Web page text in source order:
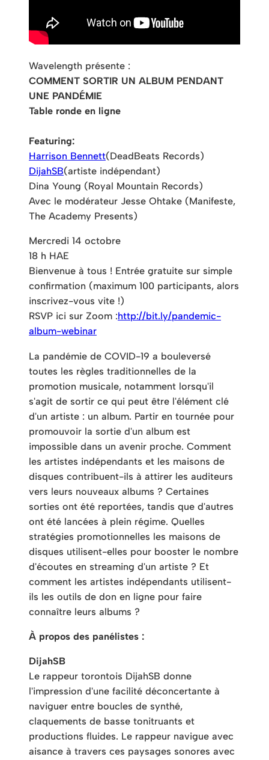
Wavelength présente :
COMMENT SORTIR UN ALBUM PENDANT
UNE PANDÉMIE
Table ronde en ligne
Featuring:
Harrison Bennett(DeadBeats Records)
DijahSB(artiste indépendant)
Dina Young (Royal Mountain Records)
Avec le modérateur Jesse Ohtake (Manifeste,
The Academy Presents)
Mercredi 14 octobre
18 h HAE
Bienvenue à tous ! Entrée gratuite sur simple
confirmation (maximum 100 participants, alors
inscrivez-vous vite !)
RSVP ici sur Zoom :http://bit.ly/pandemic-
album-webinar
La pandémie de COVID-19 a bouleversé
toutes les règles traditionnelles de la
promotion musicale, notamment lorsqu'il
s'agit de sortir ce qui peut être l'élément clé
d'un artiste : un album. Partir en tournée pour
promouvoir la sortie d'un album est
impossible dans un avenir proche. Comment
les artistes indépendants et les maisons de
disques contribuent-ils à attirer les auditeurs
vers leurs nouveaux albums ? Certaines
sorties ont été reportées, tandis que d'autres
ont été lancées à plein régime. Quelles
stratégies promotionnelles les maisons de
disques utilisent-elles pour booster le nombre
d'écoutes en streaming d'un artiste ? Et
comment les artistes indépendants utilisent-
ils les outils de don en ligne pour faire
connaître leurs albums ?
À propos des panélistes :
DijahSB
Le rappeur torontois DijahSB donne
l'impression d'une facilité déconcertante à
naviguer entre boucles de synthé,
claquements de basse tonitruants et
productions fluides. Le rappeur navigue avec
aisance à travers ces paysages sonores avec